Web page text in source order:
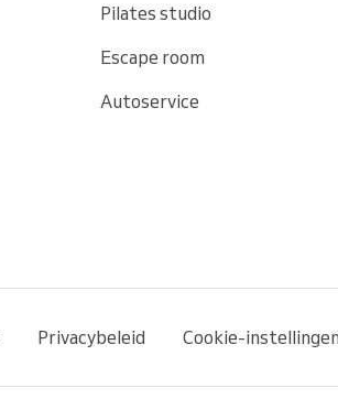
Pilates studio
Escape room
Autoservice
Privacybeleid Cookie-instellingen